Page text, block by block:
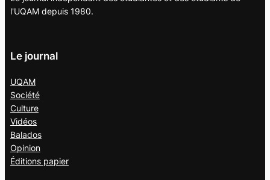
l'UQAM depuis 1980.
Le journal
UQAM
Société
Culture
Vidéos
Balados
Opinion
Éditions papier